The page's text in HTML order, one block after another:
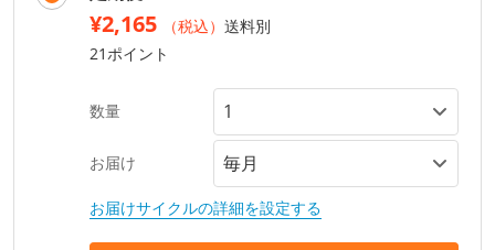
¥2,165 （税込） 送料別
21ポイント
数量
お届け
お届けサイクルの詳細を設定する